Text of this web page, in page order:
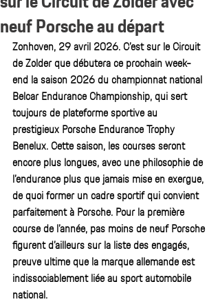
neuf Porsche au départ
Zonhoven, 29 avril 2026. C’est sur le Circuit
de Zolder que débutera ce prochain week-
end la saison 2026 du championnat national
Belcar Endurance Championship, qui sert
toujours de plateforme sportive au
prestigieux Porsche Endurance Trophy
Benelux. Cette saison, les courses seront
encore plus longues, avec une philosophie de
l’endurance plus que jamais mise en exergue,
de quoi former un cadre sportif qui convient
parfaitement à Porsche. Pour la première
course de l’année, pas moins de neuf Porsche
figurent d’ailleurs sur la liste des engagés,
preuve ultime que la marque allemande est
indissociablement liée au sport automobile
national.